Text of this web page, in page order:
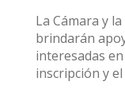
La Cámara y
brindarán
interesadas
inscripción y